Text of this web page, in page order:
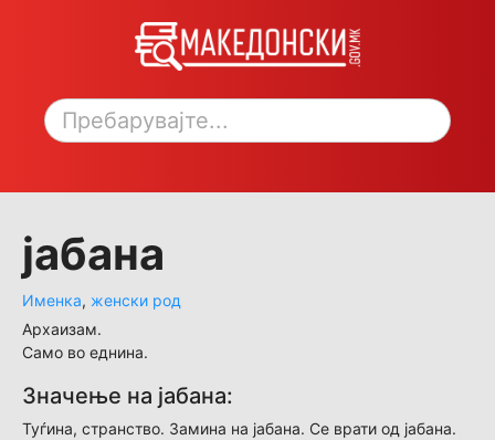
Toggle sidebar
јабана
Именка, женски род
Архаизам.
Само во еднина.
Значење на јабана:
Туѓина, странство. Замина на јабана. Се врати од јабана.